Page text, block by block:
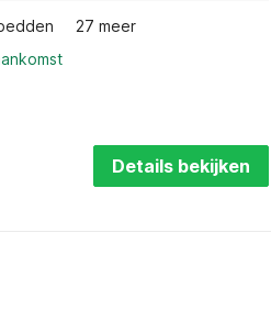
27 meer
Details bekijken